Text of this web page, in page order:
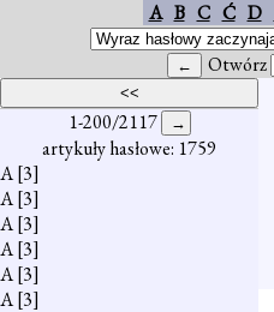
A B C Ć D
Otwórz
1-200/2117
artykuły hasłowe: 1759
A[3]
A[3]
A[3]
A[3]
A[3]
A[3]